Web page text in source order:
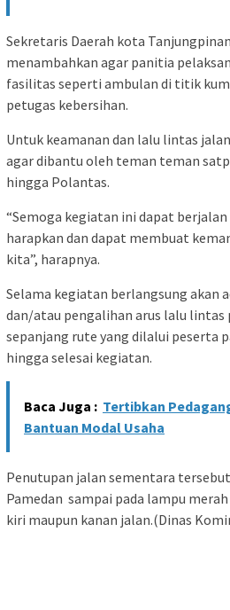
Sekretaris Daerah kota
menambahkan agar panitia
fasilitas seperti ambulan di titik
petugas kebersihan.
Untuk keamanan dan lalu lintas
agar dibantu oleh teman teman
hingga Polantas.
“Semoga kegiatan ini dapat
harapkan dan dapat membuat
kita”, harapnya.
Selama kegiatan berlangsung akan
dan/atau pengalihan arus lalu
sepanjang rute yang dilalui peserta
hingga selesai kegiatan.
Baca Juga : Tertibkan
Bantuan Modal Usaha
Penutupan jalan sementara
Pamedan sampai pada lampu merah
kiri maupun kanan jalan.(Dinas